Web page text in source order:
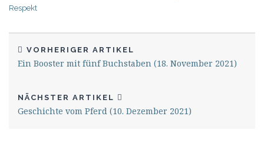
Respekt
VORHERIGER ARTIKEL
Ein Booster mit fünf Buchstaben (18. November 2021)
NÄCHSTER ARTIKEL
Geschichte vom Pferd (10. Dezember 2021)